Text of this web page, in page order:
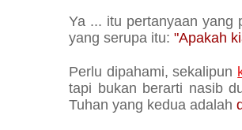
Ya ... itu pertanyaan yang
yang serupa itu: "Apakah
Perlu dipahami, sekalipun
tapi bukan berarti nasib
Tuhan yang kedua adalah